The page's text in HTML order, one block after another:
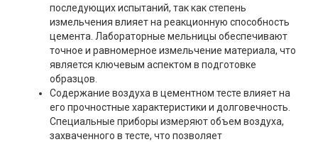
последующих испытаний, так как степень
измельчения влияет на реакционную способность
цемента. Лабораторные мельницы обеспечивают
точное и равномерное измельчение материала, что
является ключевым аспектом в подготовке
образцов.
Содержание воздуха в цементном тесте влияет на
его прочностные характеристики и долговечность.
Специальные приборы измеряют объем воздуха,
захваченного в тесте, что позволяет